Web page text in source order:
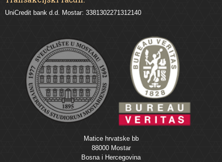
UniCredit bank d.d. Mostar: 3381302271312140
Matice hrvatske bb
88000 Mostar
Bosna i Hercegovina